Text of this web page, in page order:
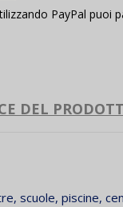
PayPal puoi
DEL
scuole, piscine,